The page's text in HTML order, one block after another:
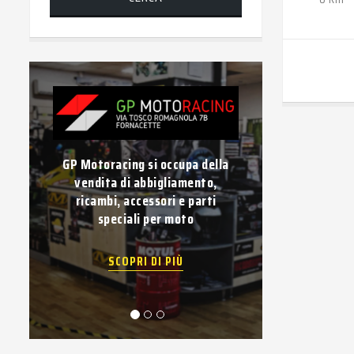
GP Motoracing si occupa della
vendita di abbigliamento,
ricambi, accessori e parti
speciali per moto
SCOPRI DI PIÙ